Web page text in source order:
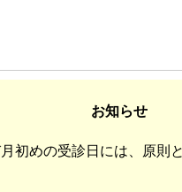
お知らせ
初めの受診日には、原則